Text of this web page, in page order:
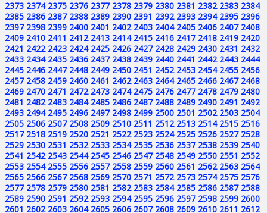
2373 2374 2375 2376 2377 2378 2379 2380 2381 2382 2383 2384
2385 2386 2387 2388 2389 2390 2391 2392 2393 2394 2395 2396
2397 2398 2399 2400 2401 2402 2403 2404 2405 2406 2407 2408
2409 2410 2411 2412 2413 2414 2415 2416 2417 2418 2419 2420
2421 2422 2423 2424 2425 2426 2427 2428 2429 2430 2431 2432
2433 2434 2435 2436 2437 2438 2439 2440 2441 2442 2443 2444
2445 2446 2447 2448 2449 2450 2451 2452 2453 2454 2455 2456
2457 2458 2459 2460 2461 2462 2463 2464 2465 2466 2467 2468
2469 2470 2471 2472 2473 2474 2475 2476 2477 2478 2479 2480
2481 2482 2483 2484 2485 2486 2487 2488 2489 2490 2491 2492
2493 2494 2495 2496 2497 2498 2499 2500 2501 2502 2503 2504
2505 2506 2507 2508 2509 2510 2511 2512 2513 2514 2515 2516
2517 2518 2519 2520 2521 2522 2523 2524 2525 2526 2527 2528
2529 2530 2531 2532 2533 2534 2535 2536 2537 2538 2539 2540
2541 2542 2543 2544 2545 2546 2547 2548 2549 2550 2551 2552
2553 2554 2555 2556 2557 2558 2559 2560 2561 2562 2563 2564
2565 2566 2567 2568 2569 2570 2571 2572 2573 2574 2575 2576
2577 2578 2579 2580 2581 2582 2583 2584 2585 2586 2587 2588
2589 2590 2591 2592 2593 2594 2595 2596 2597 2598 2599 2600
2601 2602 2603 2604 2605 2606 2607 2608 2609 2610 2611 2612